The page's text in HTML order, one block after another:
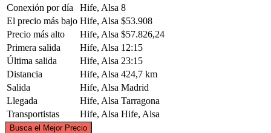
Conexión por día
Hife, Alsa 8
El precio más bajo Hife, Alsa $53.908
Precio más alto
Hife, Alsa $57.826,24
Primera salida
Hife, Alsa 12:15
Última salida
Hife, Alsa 23:15
Distancia
Hife, Alsa 424,7 km
Salida
Hife, Alsa Madrid
Llegada
Hife, Alsa Tarragona
Transportistas
Hife, Alsa Hife, Alsa
Busca el Mejor Precio
© CARTO